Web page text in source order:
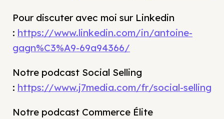
Pour discuter avec moi sur Linkedin
: https://www.linkedin.com/in/antoine-
gagn%C3%A9-69a94366/
Notre podcast Social Selling
: https://www.j7media.com/fr/social-selling
Notre podcast Commerce Élite